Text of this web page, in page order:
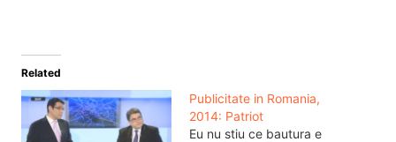
Related
Publicitate in Romania,
2014: Patriot
Eu nu stiu ce bautura e